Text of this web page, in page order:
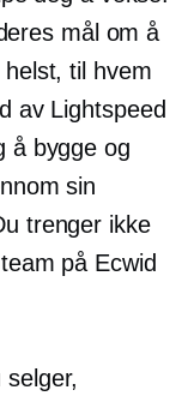
mål om å
til hvem
av Lightspeed
å bygge og
sin
trenger ikke
på Ecwid